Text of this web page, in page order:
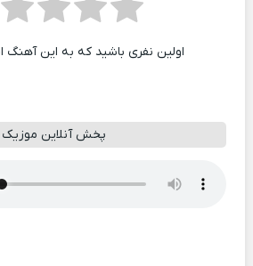
اولین نفری باشید که به این آهنگ
پخش آنلاین موزیک